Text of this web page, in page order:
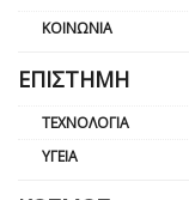
ΚΟΙΝΩΝΊΑ
ΕΠΙΣΤΉΜΗ
ΤΕΧΝΟΛΟΓΊΑ
ΥΓΕΊΑ